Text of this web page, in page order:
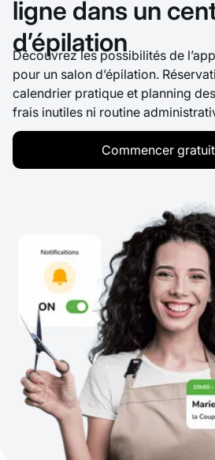
ligne dans un
d’épilation
Découvrez les possibilités de
pour un salon d’épilation.
calendrier pratique et planning
frais inutiles ni routine
Commencer